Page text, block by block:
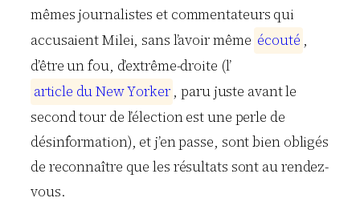
mêmes journalistes et commentateurs qui
accusaient Milei, sans l’avoir même écouté ,
d’être un fou, d’extrême-droite (l’
article duNewYorker , paru juste avant le
second tour de l’élection est une perle de
désinformation), et j’en passe, sont bien obligés
de reconnaître que les résultats sont au rendez-
vous.